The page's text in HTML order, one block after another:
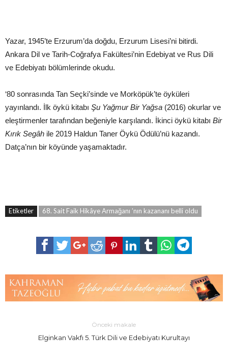
Yazar, 1945’te Erzurum’da doğdu, Erzurum Lisesi’ni bitirdi.
Ankara Dil ve Tarih-Coğrafya Fakültesi’nin Edebiyat ve Rus Dili
ve Edebiyatı bölümlerinde okudu.
‘80 sonrasında Tan Seçki’sinde ve Morköpük’te öyküleri
yayınlandı. İlk öykü kitabı Şu Yağmur Bir Yağsa (2016) okurlar ve
eleştirmenler tarafından beğeniyle karşılandı. İkinci öykü kitabı Bir
Kırık Segâh ile 2019 Haldun Taner Öykü Ödülü’nü kazandı.
Datça’nın bir köyünde yaşamaktadır.
Etiketler 68. Sait Faik Hikâye Armağanı ’nın kazananı belli oldu
Önceki makale
Elginkan Vakfı 5. Türk Dili ve Edebiyatı Kurultayı